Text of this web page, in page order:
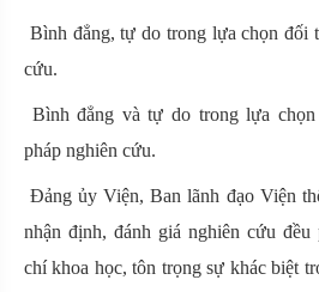
Bình đẳng, tự do trong lựa chọn đối
cứu.
Bình đẳng và tự do trong lựa
pháp nghiên cứu.
Đảng ủy Viện, Ban lãnh đạo Viện
nhận định, đánh giá nghiên cứu
chí khoa học, tôn trọng sự khác biệt